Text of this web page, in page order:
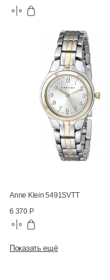
Anne Klein 5491SVTT
6 370 Р
Показать ещё